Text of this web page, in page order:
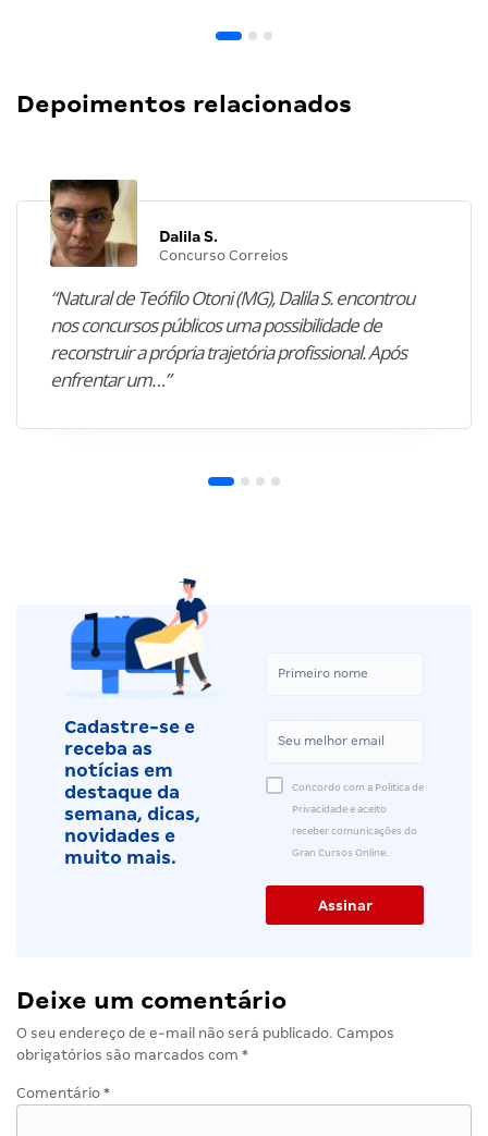
Depoimentos relacionados
Dalila S.
Concurso Correios
“Natural de Teófilo Otoni (MG), Dalila S. encontrou
nos concursos públicos uma possibilidade de
reconstruir a própria trajetória profissional. Após
enfrentar um…”
Cadastre-se e
receba as
notícias em
destaque da
semana, dicas,
novidades e
muito mais.
Concordo com a Política de
Privacidade e aceito
receber comunicações do
Gran Cursos Online.
Deixe um comentário
O seu endereço de e-mail não será publicado. Campos
obrigatórios são marcados com *
Comentário *